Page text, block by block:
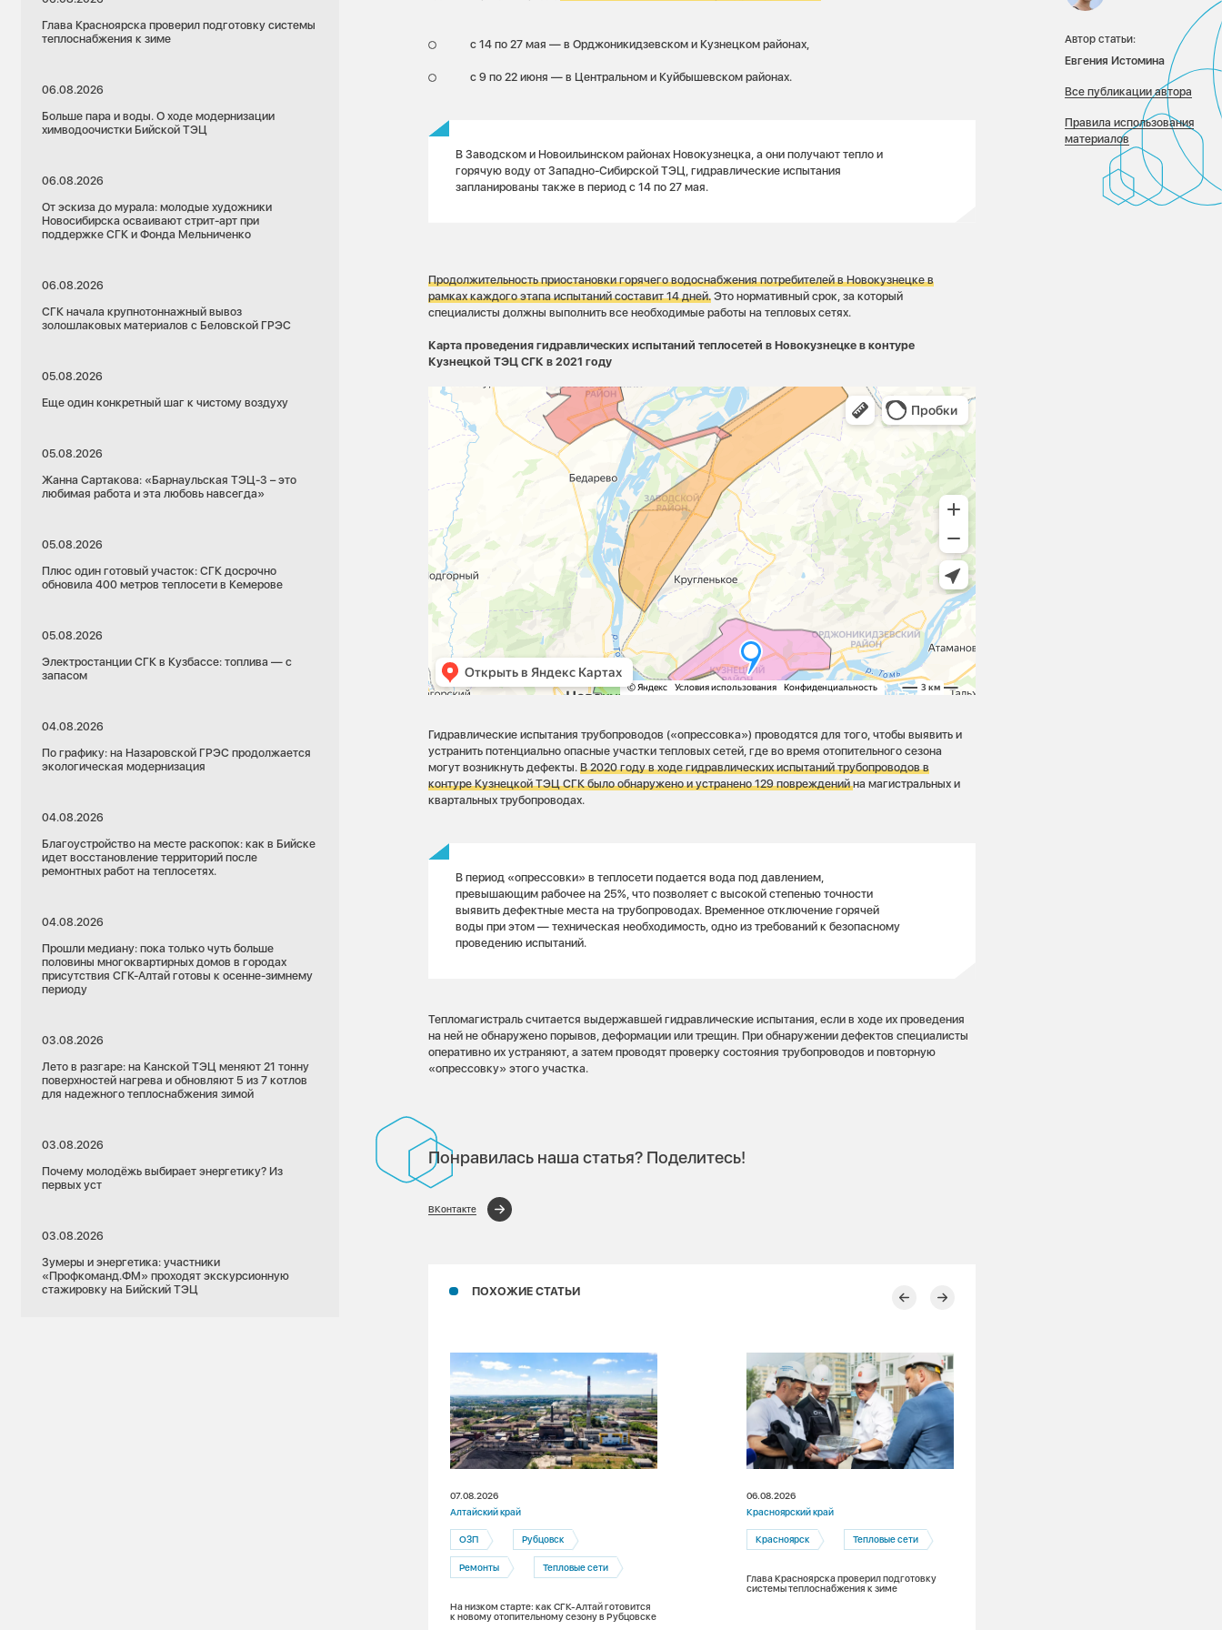
Глава Красноярска проверил подготовку системы
теплоснабжения к зиме
06.08.2026
Больше пара и воды. О ходе модернизации
химводоочистки Бийской ТЭЦ
06.08.2026
От эскиза до мурала: молодые художники
Новосибирска осваивают стрит-арт при
поддержке СГК и Фонда Мельниченко
06.08.2026
СГК начала крупнотоннажный вывоз
золошлаковых материалов с Беловской ГРЭС
05.08.2026
Еще один конкретный шаг к чистому воздуху
05.08.2026
Жанна Сартакова: «Барнаульская ТЭЦ-3 – это
любимая работа и эта любовь навсегда»
05.08.2026
Плюс один готовый участок: СГК досрочно
обновила 400 метров теплосети в Кемерове
05.08.2026
Электростанции СГК в Кузбассе: топлива — с
запасом
04.08.2026
По графику: на Назаровской ГРЭС продолжается
экологическая модернизация
04.08.2026
Благоустройство на месте раскопок: как в Бийске
идет восстановление территорий после
ремонтных работ на теплосетях.
04.08.2026
Прошли медиану: пока только чуть больше
половины многоквартирных домов в городах
присутствия СГК-Алтай готовы к осенне-зимнему
периоду
03.08.2026
Лето в разгаре: на Канской ТЭЦ меняют 21 тонну
поверхностей нагрева и обновляют 5 из 7 котлов
для надежного теплоснабжения зимой
03.08.2026
Почему молодёжь выбирает энергетику? Из
первых уст
03.08.2026
Зумеры и энергетика: участники
«Профкоманд.ФМ» проходят экскурсионную
стажировку на Бийский ТЭЦ
с 14 по 27 мая — в Орджоникидзевском и Кузнецком районах,
с 9 по 22 июня — в Центральном и Куйбышевском районах.
В Заводском и Новоильинском районах Новокузнецка, а они получают тепло и
горячую воду от Западно-Сибирской ТЭЦ, гидравлические испытания
запланированы также в период с 14 по 27 мая.
Продолжительность приостановки горячего водоснабжения потребителей в Новокузнецке в
рамках каждого этапа испытаний составит 14 дней. Это нормативный срок, за который
специалисты должны выполнить все необходимые работы на тепловых сетях.
Карта проведения гидравлических испытаний теплосетей в Новокузнецке в контуре
Кузнецкой ТЭЦ СГК в 2021 году
Гидравлические испытания трубопроводов («опрессовка») проводятся для того, чтобы выявить и
устранить потенциально опасные участки тепловых сетей, где во время отопительного сезона
могут возникнуть дефекты.В 2020 году в ходе гидравлических испытаний трубопроводов в
контуре Кузнецкой ТЭЦ СГК было обнаружено и устранено 129 поврежденийна магистральных и
квартальных трубопроводах.
В период «опрессовки» в теплосети подается вода под давлением,
превышающим рабочее на 25%, что позволяет с высокой степенью точности
выявить дефектные места на трубопроводах. Временное отключение горячей
воды при этом — техническая необходимость, одно из требований к безопасному
проведению испытаний.
Тепломагистраль считается выдержавшей гидравлические испытания, если в ходе их проведения
на ней не обнаружено порывов, деформации или трещин. При обнаружении дефектов специалисты
оперативно их устраняют, а затем проводят проверку состояния трубопроводов и повторную
«опрессовку» этого участка.
Понравилась наша статья? Поделитесь!
ВКонтакте
ПОХОЖИЕ СТАТЬИ
07.08.2026
Алтайский край
ОЗП Рубцовск
Ремонты Тепловые сети
На низком старте: как СГК-Алтай готовится
к новому отопительному сезону в Рубцовске
06.08.2026
Красноярский край
Красноярск Тепловые сети
Глава Красноярска проверил подготовку
системы теплоснабжения к зиме
Автор статьи:
Евгения Истомина
Все публикации автора
Правила использования
материалов